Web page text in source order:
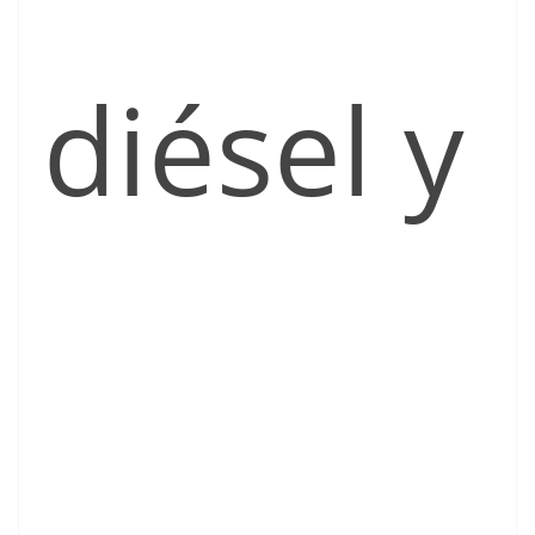
diésel y